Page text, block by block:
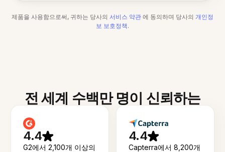
제품을 사용함으로써, 귀하는 당사의 서비스 약관 에 동의하며 당사의 개인정
보 보호정책.
전 세계 수백만 명이 신뢰하는
4.4
G2에서 2,100개 이상의
4.4
Capterra에서 8,200개